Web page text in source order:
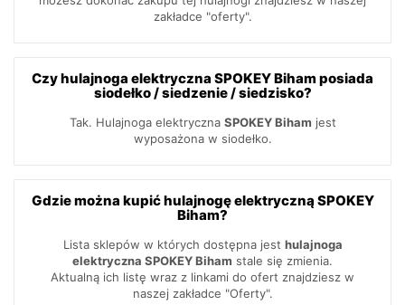
zakładce "oferty".
Czy hulajnoga elektryczna SPOKEY Biham posiada
siodełko / siedzenie / siedzisko?
Tak. Hulajnoga elektryczna SPOKEY Biham jest
wyposażona w siodełko.
Gdzie można kupić hulajnogę elektryczną SPOKEY
Biham?
Lista sklepów w których dostępna jest hulajnoga
elektryczna SPOKEY Biham stale się zmienia.
Aktualną ich listę wraz z linkami do ofert znajdziesz w
naszej zakładce "Oferty".